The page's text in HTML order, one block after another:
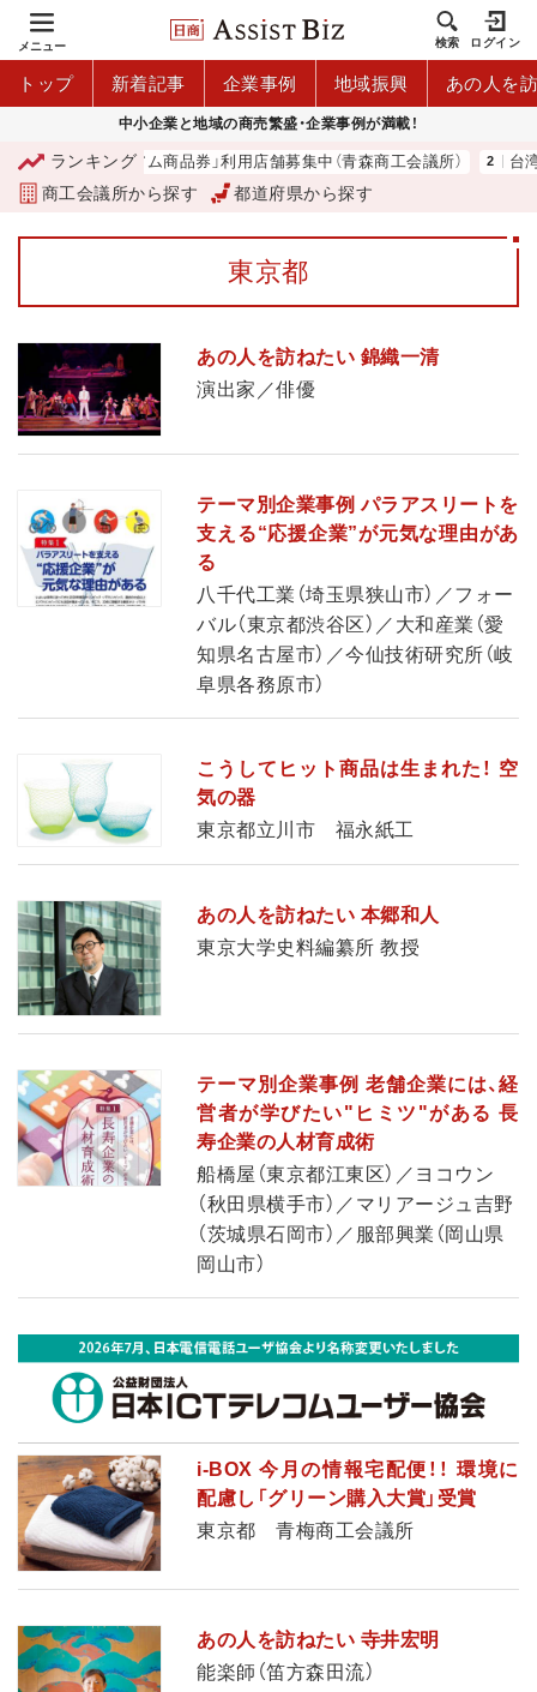
メニュー 検索 ログイン
トップ 新着記事 企業事例 地域振興 あの人を
中小企業と地域の商売繁盛・企業事例が満載！
ランキング
「青森市プレミアム商品券」利用店舗募集中（青森商工会議所） 台湾2
商工会議所から探す 都道府県から探す
東京都
あの人を訪ねたい 錦織一清
演出家／俳優
テーマ別企業事例 パラアスリートを
支える“応援企業”が元気な理由があ
る
八千代工業（埼玉県狭山市）／フォー
バル（東京都渋谷区）／大和産業（愛
知県名古屋市）／今仙技術研究所（岐
阜県各務原市）
こうしてヒット商品は生まれた！ 空
気の器
東京都立川市 福永紙工
あの人を訪ねたい 本郷和人
東京大学史料編纂所 教授
テーマ別企業事例 老舗企業には、経
営者が学びたい"ヒミツ"がある 長
寿企業の人材育成術
船橋屋（東京都江東区）／ヨコウン
（秋田県横手市）／マリアージュ吉野
（茨城県石岡市）／服部興業（岡山県
岡山市）
i-BOX 今月の情報宅配便！！ 環境に
配慮し「グリーン購入大賞」受賞
東京都 青梅商工会議所
あの人を訪ねたい 寺井宏明
能楽師（笛方森田流）